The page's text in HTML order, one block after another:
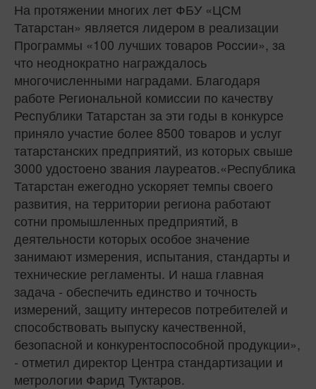
На протяжении многих лет ФБУ «ЦСМ
Татарстан» является лидером в реализации
Программы «100 лучших товаров России», за
что неоднократно награждалось
многочисленными наградами. Благодаря
работе Региональной комиссии по качеству
Республики Татарстан за эти годы в конкурсе
приняло участие более 8500 товаров и услуг
татарстанских предприятий, из которых свыше
3000 удостоено звания лауреатов.«Республика
Татарстан ежегодно ускоряет темпы своего
развития, на территории региона работают
сотни промышленных предприятий, в
деятельности которых особое значение
занимают измерения, испытания, стандарты и
технические регламенты. И наша главная
задача - обеспечить единство и точность
измерений, защиту интересов потребителей и
способствовать выпуску качественной,
безопасной и конкурентоспособной продукции»,
- отметил директор Центра стандартизации и
метрологии Фарид Туктаров.